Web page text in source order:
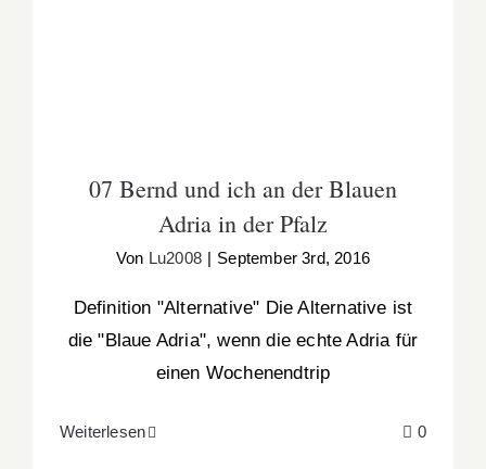
07 Bernd und ich an der Blauen
Adria in der Pfalz
Von Lu2008 | September 3rd, 2016
Definition "Alternative" Die Alternative ist
die "Blaue Adria", wenn die echte Adria für
einen Wochenendtrip
Weiterlesen 0